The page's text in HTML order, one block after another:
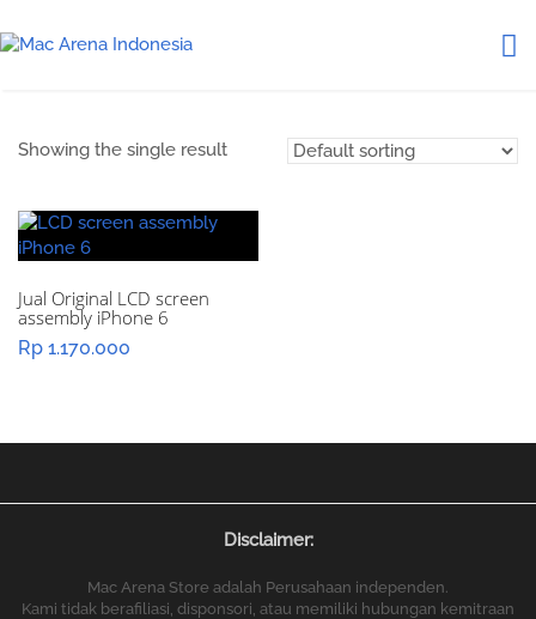
Showing the single result
Jual Original LCD screen
assembly iPhone 6
Rp 1.170.000
Disclaimer:
Mac Arena Store adalah Perusahaan independen.
Kami tidak berafiliasi, disponsori, atau memiliki hubungan kemitraan